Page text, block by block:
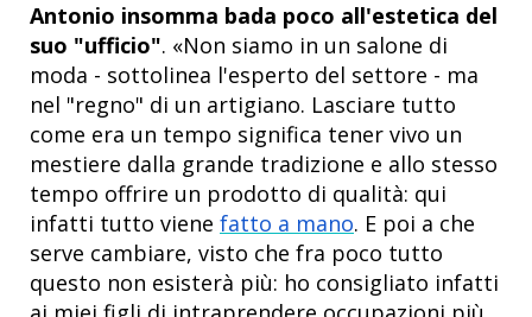
Antonio insomma bada poco all'estetica del
suo "ufficio". «Non siamo in un salone di
moda - sottolinea l'esperto del settore - ma
nel "regno" di un artigiano. Lasciare tutto
come era un tempo significa tener vivo un
mestiere dalla grande tradizione e allo stesso
tempo offrire un prodotto di qualità: qui
infatti tutto viene fatto a mano. E poi a che
serve cambiare, visto che fra poco tutto
questo non esisterà più: ho consigliato infatti